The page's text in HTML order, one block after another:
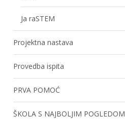
Ja raSTEM
Projektna nastava
Provedba ispita
PRVA POMOĆ
ŠKOLA S NAJBOLJIM POGLEDOM